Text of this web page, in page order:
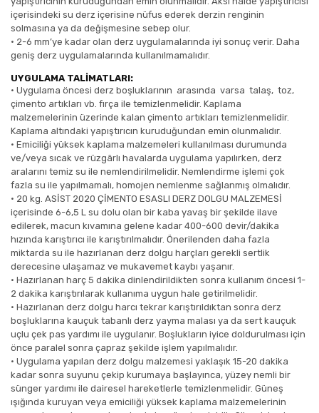
içerisindeki su derz içerisine nüfus ederek derzin renginin
solmasına ya da değişmesine sebep olur.
• 2-6 mm’ye kadar olan derz uygulamalarında iyi sonuç verir. Daha
geniş derz uygulamalarında kullanılmamalıdır.
UYGULAMA TALİMATLARI:
• Uygulama öncesi derz boşluklarının arasında varsa talaş, toz,
çimento artıkları vb. fırça ile temizlenmelidir. Kaplama
malzemelerinin üzerinde kalan çimento artıkları temizlenmelidir.
Kaplama altındaki yapıştırıcın kuruduğundan emin olunmalıdır.
• Emiciliği yüksek kaplama malzemeleri kullanılması durumunda
ve/veya sıcak ve rüzgârlı havalarda uygulama yapılırken, derz
aralarını temiz su ile nemlendirilmelidir. Nemlendirme işlemi çok
fazla su ile yapılmamalı, homojen nemlenme sağlanmış olmalıdır.
• 20 kg. ASİST 2020 ÇİMENTO ESASLI DERZ DOLGU MALZEMESİ
içerisinde 6-6,5 L su dolu olan bir kaba yavaş bir şekilde ilave
edilerek, macun kıvamına gelene kadar 400-600 devir/dakika
hızında karıştırıcı ile karıştırılmalıdır. Önerilenden daha fazla
miktarda su ile hazırlanan derz dolgu harçları gerekli sertlik
derecesine ulaşamaz ve mukavemet kaybı yaşanır.
• Hazırlanan harç 5 dakika dinlendirildikten sonra kullanım öncesi 1-
2 dakika karıştırılarak kullanıma uygun hale getirilmelidir.
• Hazırlanan derz dolgu harcı tekrar karıştırıldıktan sonra derz
boşluklarına kauçuk tabanlı derz yayma malası ya da sert kauçuk
uçlu çek pas yardımı ile uygulanır. Boşlukların iyice doldurulması için
önce paralel sonra çapraz şekilde işlem yapılmalıdır.
• Uygulama yapılan derz dolgu malzemesi yaklaşık 15-20 dakika
kadar sonra suyunu çekip kurumaya başlayınca, yüzey nemli bir
sünger yardımı ile dairesel hareketlerle temizlenmelidir. Güneş
ışığında kuruyan veya emiciliği yüksek kaplama malzemelerinin